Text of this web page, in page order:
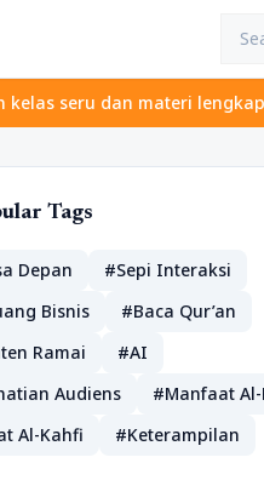
materi lengkap hanya di
Tags
Depan
#Sepi Interaksi
Bisnis
#Baca Qur’an
Ramai
#AI
Audiens
#Manfaat
Al-Kahfi
#Keterampilan